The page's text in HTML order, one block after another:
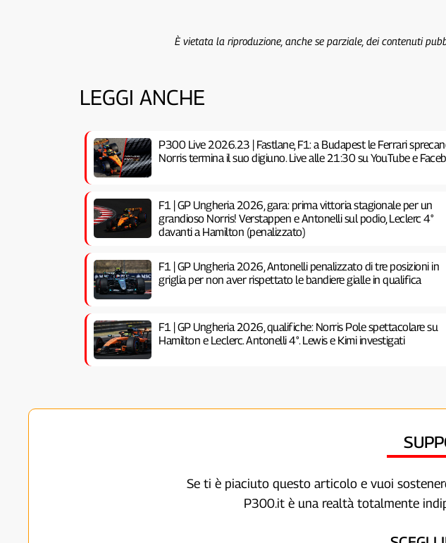
È vietata la riproduzione, anche se parziale, dei contenuti
LEGGI ANCHE
P300 Live 2026.23 | Fastlane, F1: a Budapest le Ferrari
Norris termina il suo digiuno. Live alle 21:30 su YouTube e
F1 | GP Ungheria 2026, gara: prima vittoria stagionale per un
grandioso Norris! Verstappen e Antonelli sul podio, Leclerc 4°
davanti a Hamilton (penalizzato)
F1 | GP Ungheria 2026, Antonelli penalizzato di tre posizioni in
griglia per non aver rispettato le bandiere gialle in qualifica
F1 | GP Ungheria 2026, qualifiche: Norris Pole spettacolare su
Hamilton e Leclerc. Antonelli 4°. Lewis e Kimi investigati
Se ti è piaciuto questo articolo e vuoi
P300.it è una realtà totalmente